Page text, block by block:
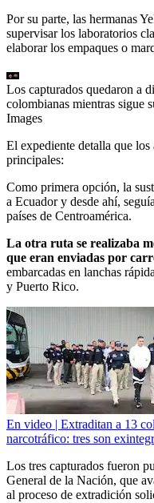
Por su parte, las hermanas
supervisar los laboratorios
elaborar los empaques o
Los capturados quedaron a
colombianas mientras sigue
Images
El expediente detalla que los
principales:
Como primera opción, la
a Ecuador y desde ahí,
países de Centroamérica.
La otra ruta se realizaba
que eran enviadas por
embarcadas en lanchas
y Puerto Rico.
En video | Extraditan a 13
narcotráfico: tres son
Los tres capturados fueron
General de la Nación, que
al proceso de extradición